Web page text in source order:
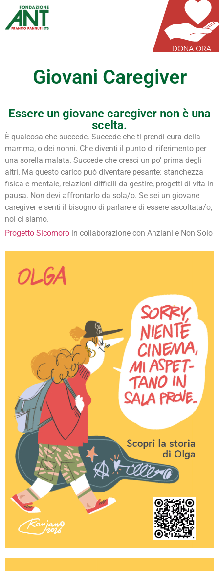
DONA ORA
Giovani Caregiver
Essere un giovane caregiver non è una
scelta.
È qualcosa che succede. Succede che ti prendi cura della
mamma, o dei nonni. Che diventi il punto di riferimento per
una sorella malata. Succede che cresci un po’ prima degli
altri. Ma questo carico può diventare pesante: stanchezza
fisica e mentale, relazioni difficili da gestire, progetti di vita in
pausa. Non devi affrontarlo da sola/o. Se sei un giovane
caregiver e senti il bisogno di parlare e di essere ascoltata/o,
noi ci siamo.
Progetto Sicomoro in collaborazione con Anziani e Non Solo